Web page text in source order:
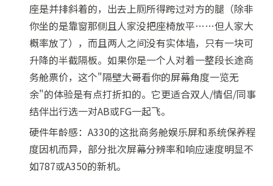
座是并排斜着的，出去上厕所得跨过对方的腿（除非
你坐的是靠窗那侧且人家没把座椅放平……但人家大
概率放了），而且两人之间没有实体墙，只有一块可
升降的半截隔板。如果你是一个人对着一整段长途商
务舱票价，这个"隔壁大哥看你的屏幕角度一览无
余"的体验是有点打折扣的。它更适合双人/情侣/同事
结伴出行选一对AB或FG一起飞。
硬件年龄感：A330的这批商务舱娱乐屏和系统保养程
度因机而异，部分批次屏幕分辨率和响应速度明显不
如787或A350的新机。